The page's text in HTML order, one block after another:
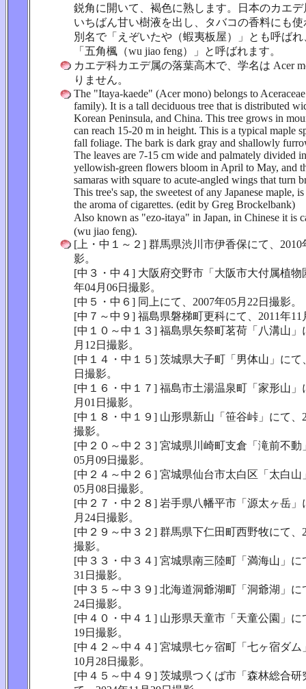
鋭角に開いて、褐色に熟します。日本のカエ
いちばん甘い樹液を出し、タバコの香料にも
別名で「えぞいたや（蝦夷板屋）」とも呼ば
「五角楓（wu jiao feng）」と呼ばれます。
カエデ科カエデ属の落葉高木で、学名は Acer
りません。
The "Itaya-kaede" (Acer mono) belongs to
family). It is a tall deciduous tree that is distributed
Korean Peninsula, and China. This tree grows in
can reach 15-20 m in height. This is a typical maple
fall foliage. The bark is dark gray and shallowly
The leaves are 7-15 cm wide and palmately divided
yellowish-green flowers bloom in April to May, and
samaras with square to acute-angled wings that turn
This tree's sap, the sweetest of any Japanese maple,
the aroma of cigarettes. (edit by Greg Brockelbank)
Also known as "ezo-itaya" in Japan, in Chinese it is
(wu jiao feng).
[上・中１～２] 群馬県渋川市伊香保にて、2010
影。
[中３・中４] 大阪府交野市「大阪市大付属植物
年04月06日撮影。
[中５・中６] 同上にて、2007年05月22日撮影。
[中７～中９] 福島県磐梯町更科にて、2011年11
[中１０～中１３] 福島県矢祭町茗荷「八溝山」
月12日撮影。
[中１４・中１５] 茨城県大子町「男体山」にて
日撮影。
[中１６・中１７] 福島市土湯温泉町「家形山」
月01日撮影。
[中１８・中１９] 山形県新山「笹谷峠」にて、
撮影。
[中２０～中２３] 宮城県川崎町支倉「滝前不動
05月09日撮影。
[中２４～中２６] 宮城県仙台市太白区「太白山
05月08日撮影。
[中２７・中２８] 岩手県八幡平市「源太ヶ岳」
月24日撮影。
[中２９～中３２] 群馬県下仁田町西野牧にて、
撮影。
[中３３・中３４] 宮城県南三陸町「満海山」に
31日撮影。
[中３５～中３９] 北海道洞爺湖町「洞爺湖」に
24日撮影。
[中４０・中４１] 山形県天童市「天童公園」に
19日撮影。
[中４２～中４４] 宮城県七ヶ宿町「七ヶ宿ダム
10月28日撮影。
[中４５～中４９] 茨城県つくば市「森林総合研